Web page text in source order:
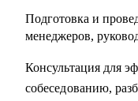
Подготовка и
менеджеров,
Консультация для
собеседованию,